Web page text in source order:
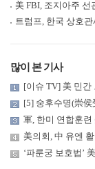
많이 본 기사